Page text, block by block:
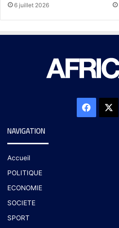
6 juillet 2026
NAVIGATION
Accueil
POLITIQUE
ECONOMIE
SOCIETE
SPORT